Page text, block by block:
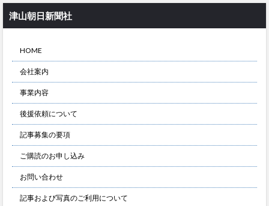
津山朝日新聞社
HOME
会社案内
事業内容
後援依頼について
記事募集の要項
ご購読のお申し込み
お問い合わせ
記事および写真のご利用について